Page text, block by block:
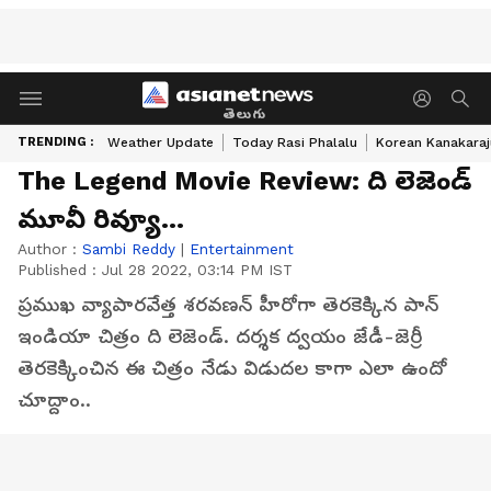
తెలుగు
TRENDING : Weather Update Today Rasi Phalalu Korean
The Legend Movie Review: ది లెజెండ్
మూవీ రివ్యూ...
Author : Sambi Reddy | Entertainment
Published : Jul 28 2022, 03:14 PM IST
ప్రముఖ వ్యాపారవేత్త శరవణన్ హీరోగా తెరకెక్కిన పాన్
ఇండియా చిత్రం ది లెజెండ్. దర్శక ద్వయం జేడీ-జెర్రీ
తెరకెక్కించిన ఈ చిత్రం నేడు విడుదల కాగా ఎలా ఉందో
చూద్దాం..